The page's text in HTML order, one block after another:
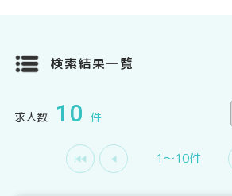
検索結果一覧
求人数 10 件
1〜10件